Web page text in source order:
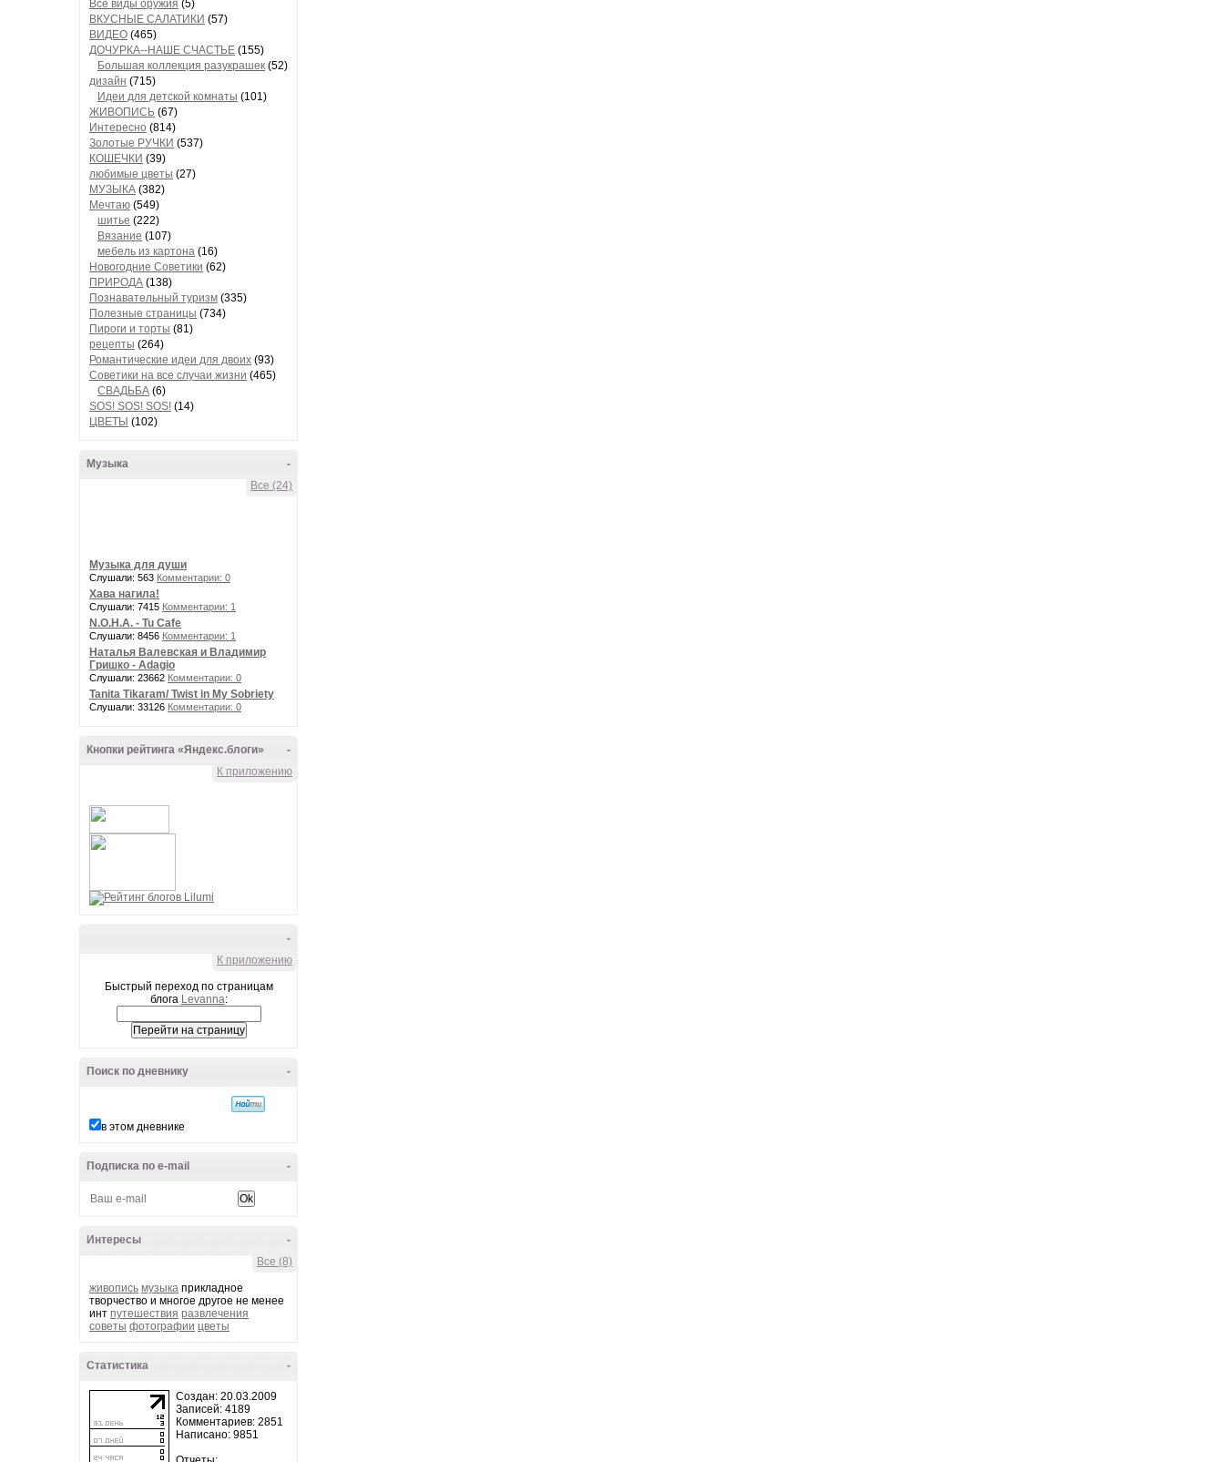
Все виды оружия (5)
ВКУСНЫЕ САЛАТИКИ (57)
ВИДЕО (465)
ДОЧУРКА--НАШЕ СЧАСТЬЕ (155)
Большая коллекция разукрашек (52)
дизайн (715)
Идеи для детской комнаты (101)
ЖИВОПИСЬ (67)
Интересно (814)
Золотые РУЧКИ (537)
КОШЕЧКИ (39)
любимые цветы (27)
МУЗЫКА (382)
Мечтаю (549)
шитье (222)
Вязание (107)
мебель из картона (16)
Новогодние Советики (62)
ПРИРОДА (138)
Познавательный туризм (335)
Полезные страницы (734)
Пироги и торты (81)
рецепты (264)
Романтические идеи для двоих (93)
Советики на все случаи жизни (465)
СВАДЬБА (6)
SOS! SOS! SOS! (14)
ЦВЕТЫ (102)
-
Музыка
Все (24)
Музыка для души
Слушали: 563 Комментарии: 0
Хава нагила!
Слушали: 7415 Комментарии: 1
N.O.H.A. - Tu Cafe
Слушали: 8456 Комментарии: 1
Наталья Валевская и Владимир
Гришко - Adagio
Слушали: 23662 Комментарии: 0
Tanita Tikaram/ Twist in My Sobriety
Слушали: 33126 Комментарии: 0
-
Кнопки рейтинга «Яндекс.блоги»
К приложению
-
К приложению
Быстрый переход по страницам
блога Levanna:
-
Поиск по дневнику
в этом дневнике
-
Подписка по e-mail
-
Интересы
Все (8)
живопись музыка прикладное
творчество и многое другое не менее
инт путешествия развлечения
советы фотографии цветы
-
Статистика
Создан: 20.03.2009
Записей: 4189
Комментариев: 2851
Написано: 9851